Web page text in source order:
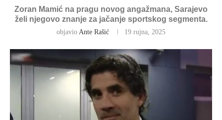
Zoran Mamić na pragu novog angažmana, Sarajevo
želi njegovo znanje za jačanje sportskog segmenta.
objavio Ante Rašić 19 rujna, 2025